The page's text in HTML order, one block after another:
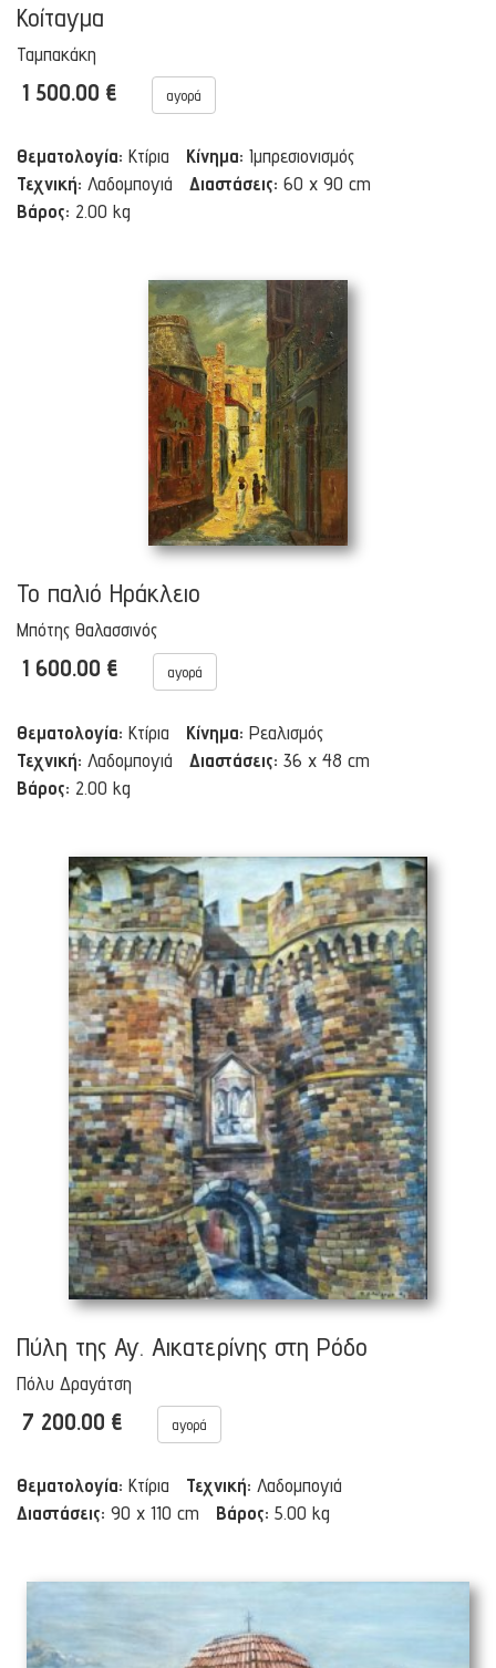
Κοίταγμα
Ταμπακάκη
1 500.00 € αγορά
Θεματολογία: Κτίρια Κίνημα: Ιμπρεσιονισμός
Τεχνική: Λαδομπογιά Διαστάσεις: 60 x 90 cm
Βάρος: 2.00 kg
Το παλιό Ηράκλειο
Μπότης Θαλασσινός
1 600.00 € αγορά
Θεματολογία: Κτίρια Κίνημα: Ρεαλισμός
Τεχνική: Λαδομπογιά Διαστάσεις: 36 x 48 cm
Βάρος: 2.00 kg
Πύλη της Αγ. Αικατερίνης στη Ρόδο
Πόλυ Δραγάτση
7 200.00 € αγορά
Θεματολογία: Κτίρια Τεχνική: Λαδομπογιά
Διαστάσεις: 90 x 110 cm Βάρος: 5.00 kg